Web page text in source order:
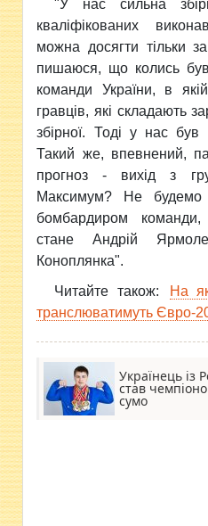
"У нас сильна
кваліфікованих
можна досягти тільки
пишаюся, що колись
команди України, в
гравців, які складають
збірної. Тоді у нас був
Такий же, впевнений,
прогноз - вихід з
Максимум? Не будемо
бомбардиром команди,
стане Андрій
Коноплянка".
Читайте також:
На
транслюватимуть Євро-
Українець із
став
сумо